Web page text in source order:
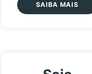
SAIBA MAIS